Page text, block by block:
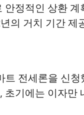
안정적인 상환 계
의 거치 기간 제
트 전세론을 신
초기에는 이자